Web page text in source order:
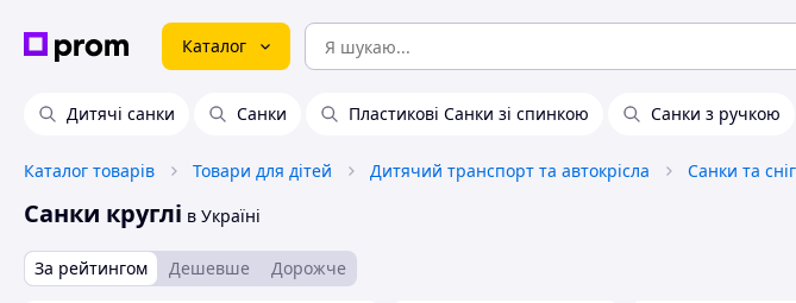
Каталог
Дитячі санки Санки Пластикові Санки зі спинкою Санки з ручкою
Каталог товарів Товари для дітей Дитячий транспорт та автокрісла Санки та
Санки круглі в Україні
За рейтингом Дешевше Дорожче